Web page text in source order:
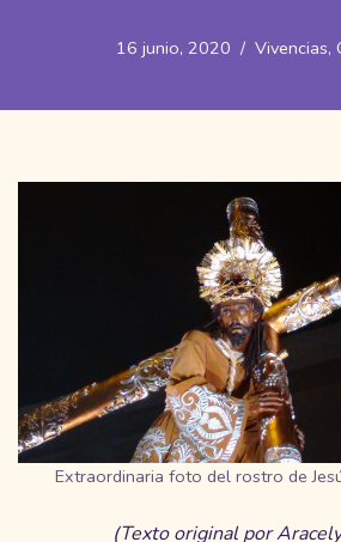
16 junio, 2020 Vivencias,
Extraordinaria foto del rostro de
(Texto original por